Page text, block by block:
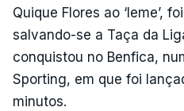
Quique Flores ao ‘leme’,
salvando-se a Taça da
conquistou no Benfica,
Sporting, em que foi
minutos.